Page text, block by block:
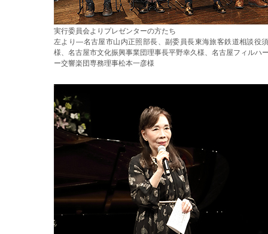
実行委員会よりプレゼンターの方たち
左より―名古屋市山内正照部長、副委員長東海旅客鉄道相談役
様、名古屋市文化振興事業団理事長平野幸久様、名古屋フィルハ
ー交響楽団専務理事松本一彦様